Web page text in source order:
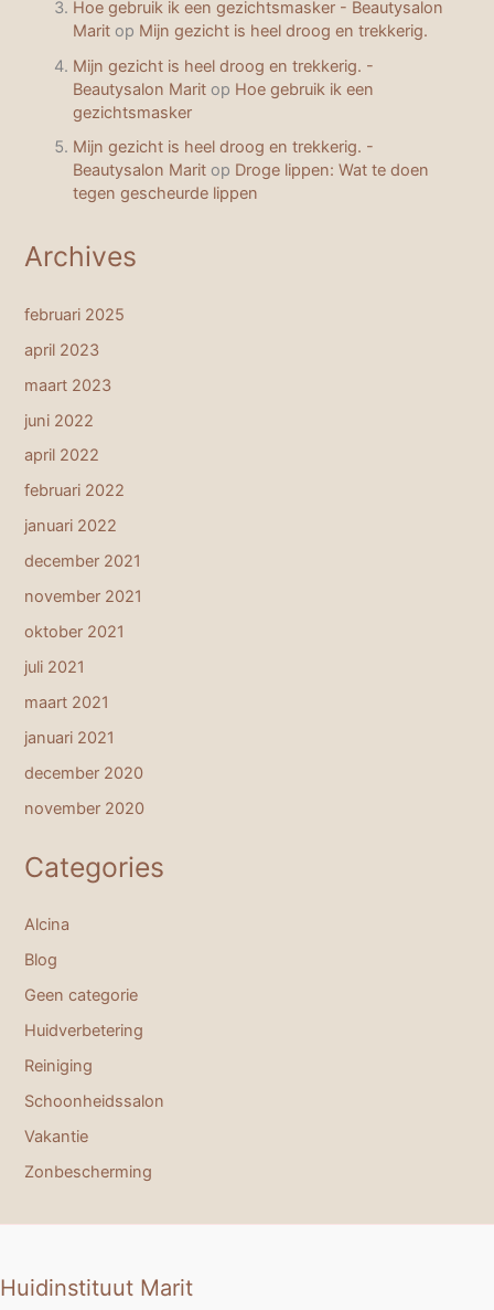
Hoe gebruik ik een gezichtsmasker - Beautysalon
Marit op Mijn gezicht is heel droog en trekkerig.
Mijn gezicht is heel droog en trekkerig. -
Beautysalon Marit op Hoe gebruik ik een
gezichtsmasker
Mijn gezicht is heel droog en trekkerig. -
Beautysalon Marit op Droge lippen: Wat te doen
tegen gescheurde lippen
Archives
februari 2025
april 2023
maart 2023
juni 2022
april 2022
februari 2022
januari 2022
december 2021
november 2021
oktober 2021
juli 2021
maart 2021
januari 2021
december 2020
november 2020
Categories
Alcina
Blog
Geen categorie
Huidverbetering
Reiniging
Schoonheidssalon
Vakantie
Zonbescherming
Huidinstituut Marit